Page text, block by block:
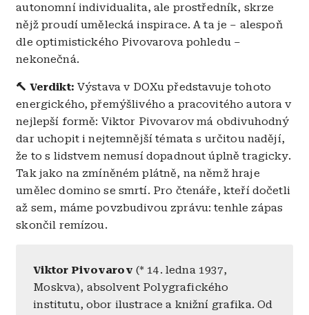
autonomní individualita, ale prostředník, skrze
nějž proudí umělecká inspirace. A ta je – alespoň
dle optimistického Pivovarova pohledu –
nekonečná.
🔨 Verdikt: Výstava v DOXu představuje tohoto
energického, přemýšlivého a pracovitého autora v
nejlepší formě: Viktor Pivovarov má obdivuhodný
dar uchopit i nejtemnější témata s určitou nadějí,
že to s lidstvem nemusí dopadnout úplně tragicky.
Tak jako na zmíněném plátně, na němž hraje
umělec domino se smrtí. Pro čtenáře, kteří dočetli
až sem, máme povzbudivou zprávu: tenhle zápas
skončil remízou.
Viktor Pivovarov (* 14. ledna 1937,
Moskva), absolvent Polygrafického
institutu, obor ilustrace a knižní grafika. Od